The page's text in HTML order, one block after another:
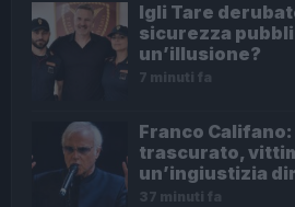
Igli Tare
sicurezza
un’illusione?
7 minuti fa
Franco
trascurato,
un’ingiustizia
37 minuti fa